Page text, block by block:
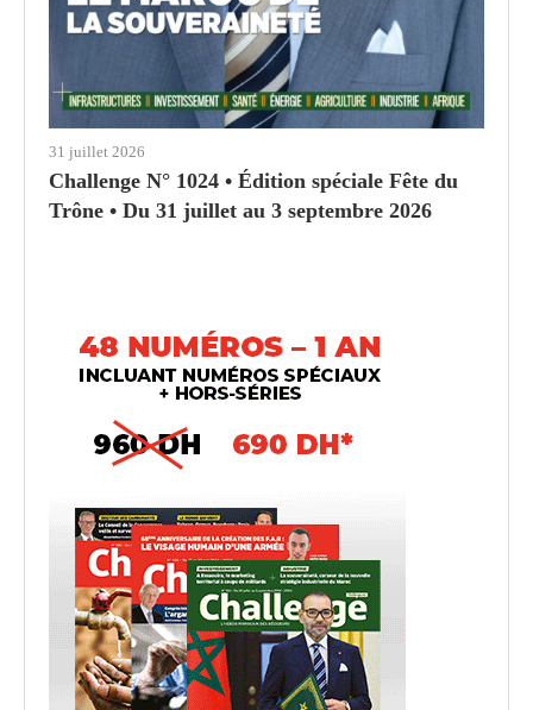
31 juillet 2026
Challenge N° 1024 • Édition spéciale Fête du
Trône • Du 31 juillet au 3 septembre 2026